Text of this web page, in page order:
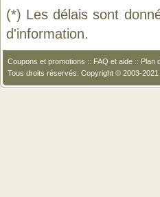
(*) Les délais sont
d'information.
Coupons et promotions :: FAQ et aide :: Plan
Tous droits réservés. Copyright © 2003-